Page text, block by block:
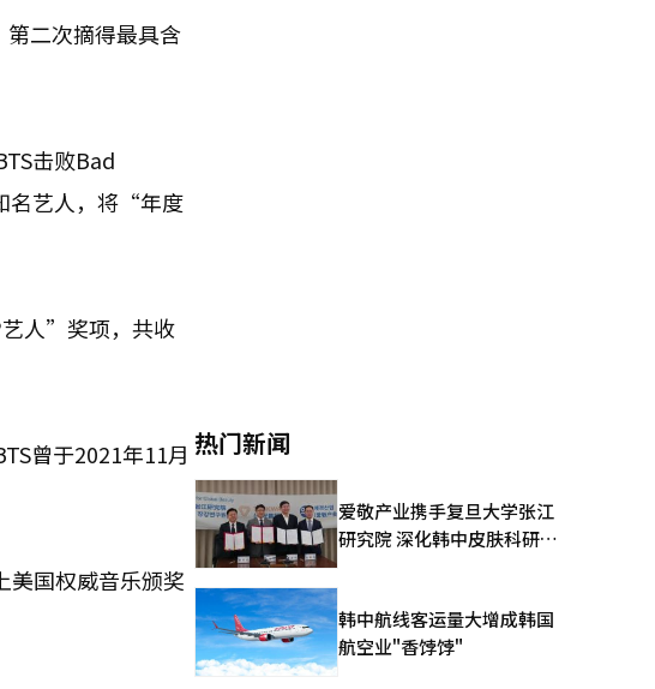
第二次摘得最具含
击败Bad
名艺人，将“年度
人”奖项，共收
曾于2021年11月
美国权威音乐颁奖
热门新闻
爱敬产业携手复旦大学张江
研究院 深化韩中皮肤科研合
韩中航线客运量大增成韩国
航空业"香饽饽"